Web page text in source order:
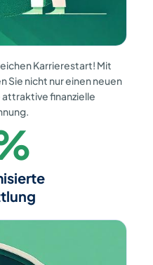
Karrierestart! Mit
Sie nicht nur einen neuen
attraktive finanzielle